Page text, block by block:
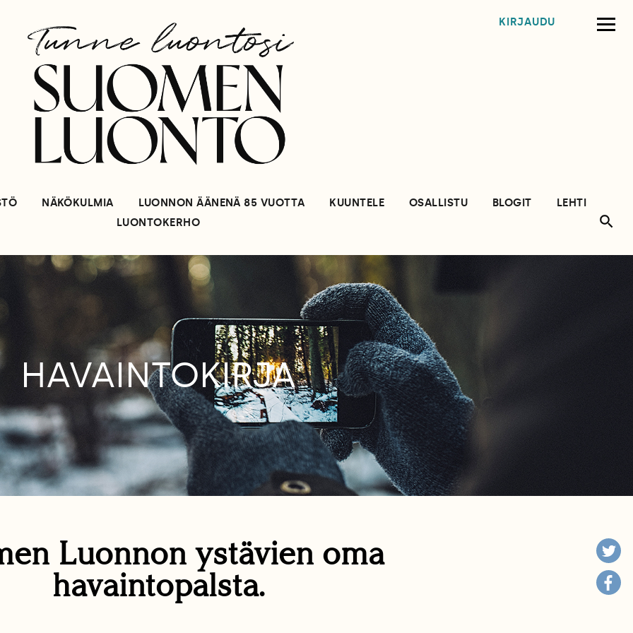
KIRJAUDU
NÄKÖKULMIA LUONNON ÄÄNENÄ 85 VUOTTA KUUNTELE OSALLISTU BLOGIT
LEHTI
LUONTOKERHO
HAVAINTOKIRJA
Luonnon ystävien oma
havaintopalsta.